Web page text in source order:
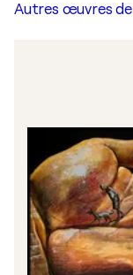
Autres œuvres de